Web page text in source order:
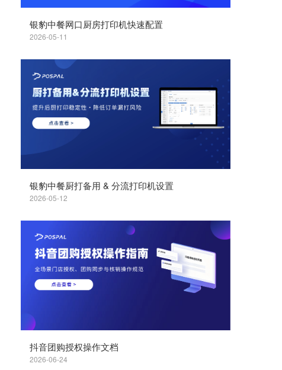
银豹中餐网口厨房打印机快速配置
2026-05-11
银豹中餐厨打备用 & 分流打印机设置
2026-05-12
抖音团购授权操作文档
2026-06-24